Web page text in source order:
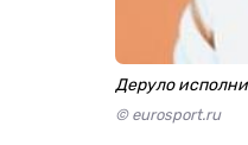
Деруло
© eurosport.ru